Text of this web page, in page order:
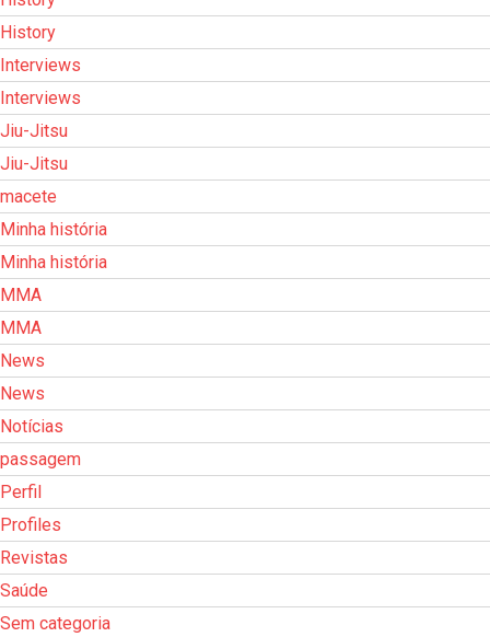
History
Interviews
Interviews
Jiu-Jitsu
Jiu-Jitsu
macete
Minha história
Minha história
MMA
MMA
News
News
Notícias
passagem
Perfil
Profiles
Revistas
Saúde
Sem categoria